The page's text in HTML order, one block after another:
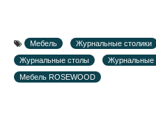
Мебель Журнальные столики
Журнальные столы
Журнальные
Мебель ROSEWOOD